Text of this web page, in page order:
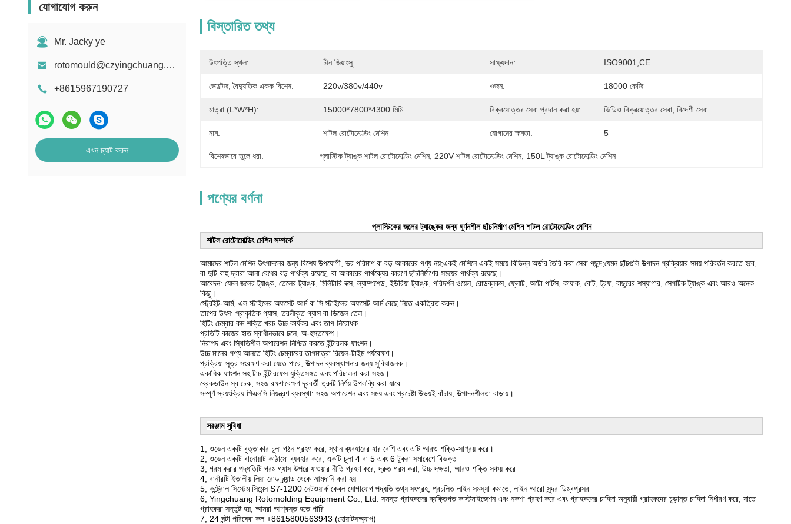
যোগাযোগ করুন
Mr. Jacky ye
rotomould@czyingchuang.com
+8615967190727
এখন চ্যাট করুন
বিস্তারিত তথ্য
উৎপত্তি স্থল: চীন জিয়াংসু সাক্ষ্যদান: ISO9001,CE
ভোল্টেজ, বৈদ্যুতিক একক বিশেষ: 220v/380v/440v ওজন: 18000 কেজি
মাত্রা (L*W*H): 15000*7800*4300 মিমি বিক্রয়োত্তর সেবা প্রদান করা হয়: ভিডিও বিক্রয়োত্তর সেবা, বিদেশী সেবা
নাম: শাটল রোটোমোল্ডিং মেশিন যোগানের ক্ষমতা: 5
বিশেষভাবে তুলে ধরা: প্লাস্টিক ট্যাঙ্ক শাটল রোটোমোল্ডিং মেশিন, 220V শাটল রোটোমোল্ডিং মেশিন, 150L ট্যাঙ্ক রোটোমোল্ডিং মেশিন
পণ্যের বর্ণনা
প্লাস্টিকের জলের ট্যাঙ্কের জন্য ঘূর্ণনশীল ছাঁচনির্মাণ মেশিন শাটল রোটোমোল্ডিং মেশিন
শাটল রোটোমোল্ডিং মেশিন সম্পর্কে
আমাদের শাটল মেশিন উৎপাদনের জন্য বিশেষ উপযোগী, ভর পরিমাণ বা বড় আকারের পণ্য নয়;একই মেশিনে একই সময়ে বিভিন্ন অর্ডার তৈরি করা সেরা পছন্দ;যেমন ছাঁচগুলি উত্পাদন প্রক্রিয়ার সময় পরিবর্তন করতে হবে,
বা দুটি বাহু দ্বারা আনা বেধের বড় পার্থক্য রয়েছে, বা আকারের পার্থক্যের কারণে ছাঁচনির্মাণের সময়ের পার্থক্য রয়েছে।
আবেদন: যেমন জলের ট্যাঙ্ক, তেলের ট্যাঙ্ক, মিলিটারি বক্স, ল্যাম্পশেড, ইউরিয়া ট্যাঙ্ক, পরিদর্শন ওয়েল, রোডব্লকস, ফ্লোট, অটো পার্টস, কায়াক, বোট, ট্রফ, বাছুরের শস্যাগার, সেপটিক ট্যাঙ্ক এবং আরও অনেক
কিছু।
স্ট্রেইট-আর্ম, এল স্টাইলের অফসেট আর্ম বা সি স্টাইলের অফসেট আর্ম বেছে নিতে একত্রিত করুন।
তাপের উৎস: প্রাকৃতিক গ্যাস, তরলীকৃত গ্যাস বা ডিজেল তেল।
হিটিং চেম্বার কম শক্তি খরচ উচ্চ কার্যকর এবং তাপ নিরোধক.
প্রতিটি কাজের হাত স্বাধীনভাবে চলে, অ-হস্তক্ষেপ।
নিরাপদ এবং স্থিতিশীল অপারেশন নিশ্চিত করতে ইন্টারলক ফাংশন।
উচ্চ মানের পণ্য আনতে হিটিং চেম্বারের তাপমাত্রা রিয়েল-টাইম পর্যবেক্ষণ।
প্রক্রিয়া সূত্র সংরক্ষণ করা যেতে পারে, উত্পাদন ব্যবস্থাপনার জন্য সুবিধাজনক।
একাধিক ফাংশন সহ টাচ ইন্টারফেস যুক্তিসঙ্গত এবং পরিচালনা করা সহজ।
ব্রেকডাউন স্ব চেক, সহজ রক্ষণাবেক্ষণ.দূরবর্তী ত্রুটি নির্ণয় উপলব্ধি করা যাবে.
সম্পূর্ণ স্বয়ংক্রিয় পিএলসি নিয়ন্ত্রণ ব্যবস্থা: সহজ অপারেশন এবং সময় এবং প্রচেষ্টা উভয়ই বাঁচায়, উত্পাদনশীলতা বাড়ায়।
সরঞ্জাম সুবিধা
1, ওভেন একটি বৃত্তাকার চুলা গঠন গ্রহণ করে, স্থান ব্যবহারের হার বেশি এবং এটি আরও শক্তি-সাশ্রয় করে।
2, ওভেন একটি বানোয়াট কাঠামো ব্যবহার করে, একটি চুলা 4 বা 5 এবং 6 টুকরা সমাবেশে বিভক্ত
3, গরম করার পদ্ধতিটি গরম গ্যাস উপরে যাওয়ার নীতি গ্রহণ করে, দ্রুত গরম করা, উচ্চ দক্ষতা, আরও শক্তি সঞ্চয় করে
4, বার্নারটি ইতালীয় লিয়া রোড ব্র্যান্ড থেকে আমদানি করা হয়
5, কন্ট্রোল সিস্টেম সিমেন্স S7-1200 নেটওয়ার্ক কেবল যোগাযোগ পদ্ধতি তথ্য সংগ্রহ, প্রচলিত লাইন সমস্যা কমাতে, লাইন আরো সুন্দর ডিম্বপ্রসর
6, Yingchuang Rotomolding Equipment Co., Ltd. সমস্ত গ্রাহকদের ব্যক্তিগত কাস্টমাইজেশন এবং নকশা গ্রহণ করে এবং গ্রাহকদের চাহিদা অনুযায়ী গ্রাহকদের চূড়ান্ত চাহিদা নির্ধারণ করে, যাতে
গ্রাহকরা সন্তুষ্ট হয়, আমরা আশ্বস্ত হতে পারি
7, 24 ঘন্টা পরিষেবা কল +8615800563943 (হোয়াটসঅ্যাপ)